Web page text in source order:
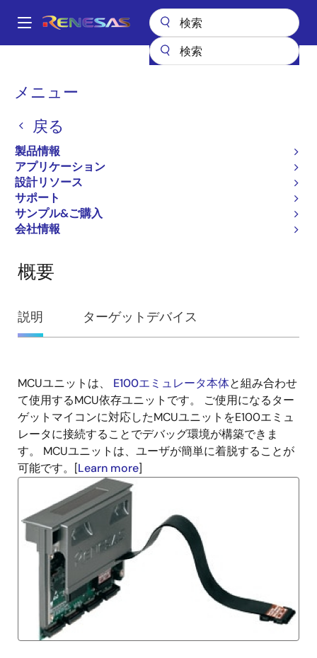
ン
Main
メニュー
戻る
製品情報
アプリケーション
設計リソース
サポート
サンプル&ご購入
会社情報
パ
く
ず
R0E530650MCU00
R0E530650MCU00
エミュレータ
ページセクションへ移動：
概要
概
要
説明 ターゲットデバイス
説
明
MCUユニットは、 E100エミュレータ本体と組み合わせ
て使用するMCU依存ユニットです。 ご使用になるター
ゲットマイコンに対応したMCUユニットをE100エミュ
レータに接続することでデバッグ環境が構築できま
す。 MCUユニットは、ユーザが簡単に着脱することが
可能です。[Learn more]